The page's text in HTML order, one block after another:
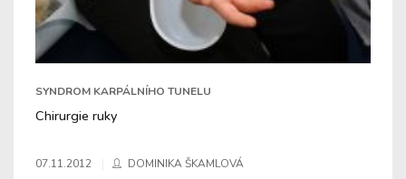
SYNDROM KARPÁLNÍHO TUNELU
Chirurgie ruky
07.11.2012 DOMINIKA ŠKAMLOVÁ